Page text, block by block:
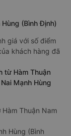
(Bình Định)
giá với số điểm
khách hàng đã
từ Hàm Thuận
Mạnh Hùng
Thuận Nam
Hùng (Bình